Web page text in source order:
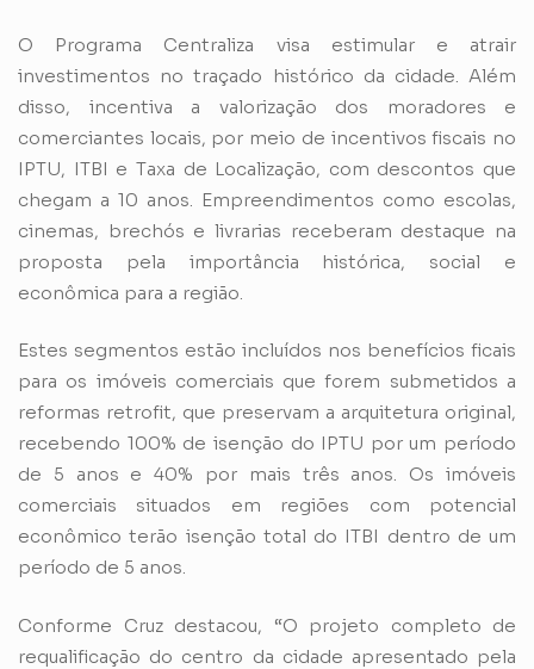
O Programa Centraliza visa estimular e atrair
investimentos no traçado histórico da cidade. Além
disso, incentiva a valorização dos moradores e
comerciantes locais, por meio de incentivos fiscais no
IPTU, ITBI e Taxa de Localização, com descontos que
chegam a 10 anos. Empreendimentos como escolas,
cinemas, brechós e livrarias receberam destaque na
proposta pela importância histórica, social e
econômica para a região.
Estes segmentos estão incluídos nos benefícios ficais
para os imóveis comerciais que forem submetidos a
reformas retrofit, que preservam a arquitetura original,
recebendo 100% de isenção do IPTU por um período
de 5 anos e 40% por mais três anos. Os imóveis
comerciais situados em regiões com potencial
econômico terão isenção total do ITBI dentro de um
período de 5 anos.
Conforme Cruz destacou, “O projeto completo de
requalificação do centro da cidade apresentado pela